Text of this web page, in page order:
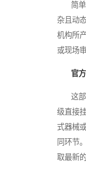
简单
杂且动
机构所
或现场
官
这部
级直接
式器械
同环节
取最新